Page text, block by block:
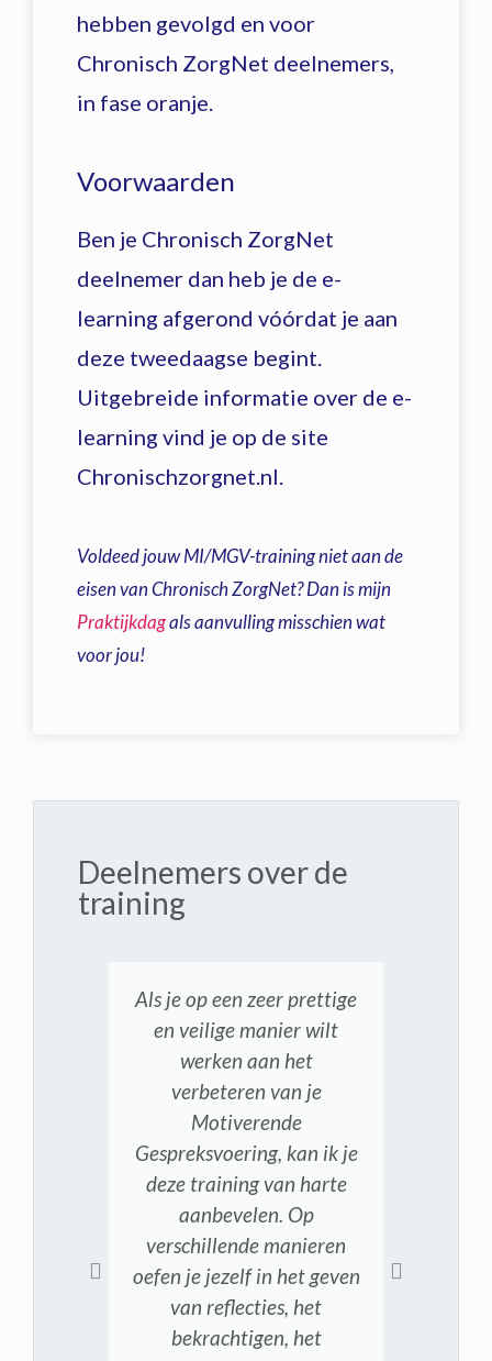
hebben gevolgd en voor
Chronisch ZorgNet deelnemers,
in fase oranje.
Voorwaarden
Ben je Chronisch ZorgNet
deelnemer dan heb je de e-
learning afgerond vóórdat je aan
deze tweedaagse begint.
Uitgebreide informatie over de e-
learning vind je op de site
Chronischzorgnet.nl.
Voldeed jouw MI/MGV-training niet aan de
eisen van Chronisch ZorgNet? Dan is mijn
Praktijkdagals aanvulling misschien wat
voor jou!
Deelnemers over de
training
Als je op een zeer prettige
en veilige manier wilt
werken aan het
verbeteren van je
Motiverende
Gespreksvoering, kan ik je
deze training van harte
aanbevelen. Op
verschillende manieren
oefen je jezelf in het geven
van reflecties, het
bekrachtigen, het